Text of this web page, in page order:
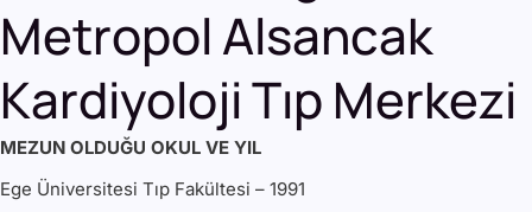
Metropol Alsancak
Kardiyoloji Tıp Merkezi
MEZUN OLDUĞU OKUL VE YIL
Ege Üniversitesi Tıp Fakültesi – 1991